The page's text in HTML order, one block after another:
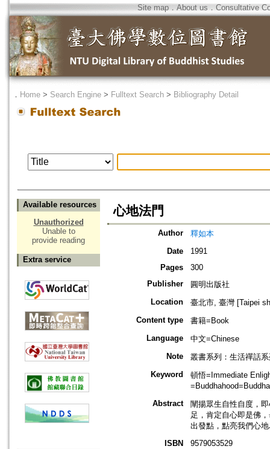
Site map．About us ． Consultative
． Home > Search Engine > Fulltext Search > Bibliography Detail
Available resources
Unauthorized
Unable to
provide reading
Extra service
心地法門
Author
釋如本
Date
1991
Pages
300
Publisher
圓明出版社
Location
臺北市, 臺灣 [Taipei
Content type
書籍=Book
Language
中文=Chinese
Note
叢書系列：生活禪話
Keyword
頓悟=Immediate
Abstract
闡揚眾生自性自度，
足，肯定自心即是佛
出發點，點亮我們心
ISBN
9579053529